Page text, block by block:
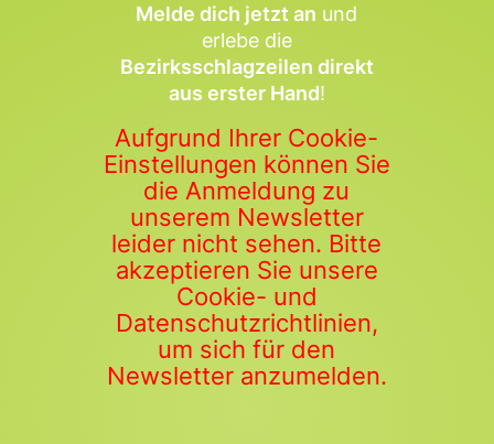
Melde dich jetzt an und
erlebe die
Bezirksschlagzeilen direkt
aus erster Hand!
Aufgrund Ihrer Cookie-
Einstellungen können Sie
die Anmeldung zu
unserem Newsletter
leider nicht sehen. Bitte
akzeptieren Sie unsere
Cookie- und
Datenschutzrichtlinien,
um sich für den
Newsletter anzumelden.